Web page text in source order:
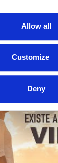
Allow all
Customize
Deny
EPIDEMIA?